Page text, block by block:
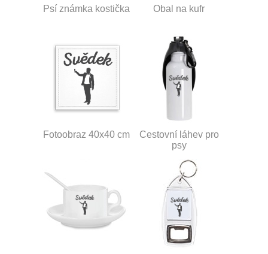
Psí známka kostička Obal na kufr
Fotoobraz 40x40 cm
Cestovní láhev pro
psy